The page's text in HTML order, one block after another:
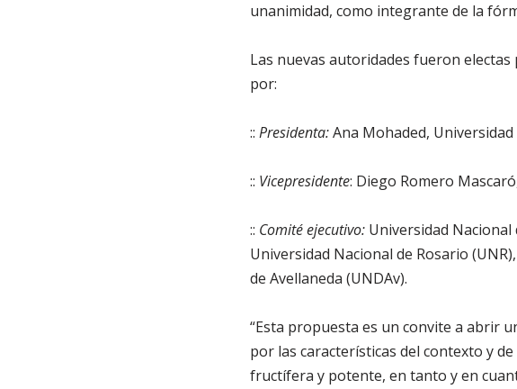
unanimidad, como integrante de la
Las nuevas autoridades fueron
por:
:: Presidenta:Ana Mohaded,
:: Vicepresidente: Diego Romero
:: Comité ejecutivo:Universidad Nacional
Universidad Nacional de Rosario
de Avellaneda (UNDAv).
“Esta propuesta es un convite a abrir
por las características del contexto y
fructífera y potente, en tanto y en